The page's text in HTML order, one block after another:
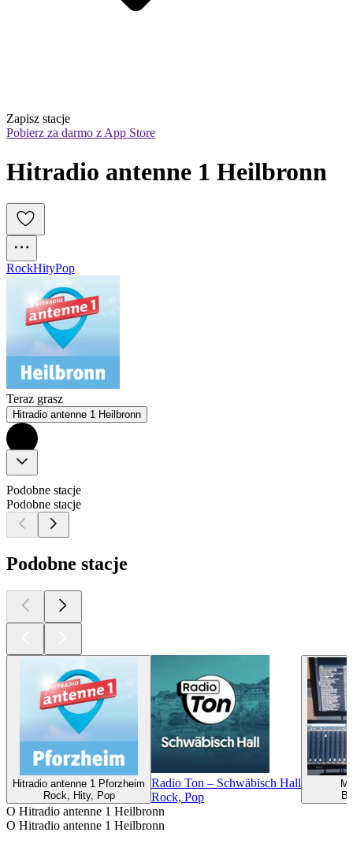
Zapisz stacje
Pobierz za darmo z App Store
Hitradio antenne 1 Heilbronn
RockHityPop
Teraz grasz
Hitradio antenne 1 Heilbronn
Podobne stacje
Podobne stacje
Podobne stacje
Hitradio antenne 1 Pforzheim
Rock, Hity, Pop
Radio Ton – Schwäbisch Hall
Rock, Pop
O Hitradio antenne 1 Heilbronn
O Hitradio antenne 1 Heilbronn